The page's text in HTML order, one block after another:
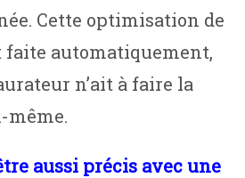
Cette optimisation de
faite automatiquement,
n’ait à faire la
même.
aussi précis avec une